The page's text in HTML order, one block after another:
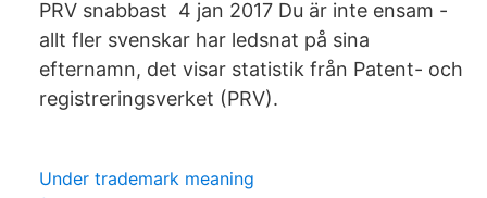
PRV snabbast 4 jan 2017 Du är inte ensam -
allt fler svenskar har ledsnat på sina
efternamn, det visar statistik från Patent- och
registreringsverket (PRV).
Under trademark meaning